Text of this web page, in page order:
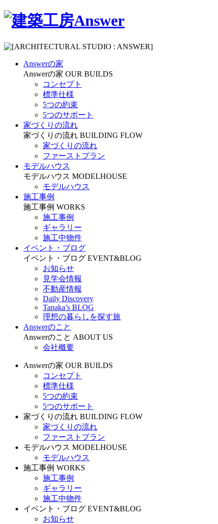
Answerの家
Answerの家 OUR BUILDS
コンセプト
標準仕様
5つの約束
5つのサポート
家づくりの流れ
家づくりの流れ BUILDING FLOW
家づくりの流れ
ファーストプラン
モデルハウス
モデルハウス MODELHOUSE
モデルハウス
施工事例
施工事例 WORKS
施工事例
ギャラリー
施工中物件
イベント・ブログ
イベント・ブログ EVENT&BLOG
お知らせ
見学会情報
不動産情報
Daily Discovery
Tanaka’s BLOG
理想の暮らしを探す旅
Answerのこと
Answerのこと ABOUT US
会社概要
Answerの家 OUR BUILDS
コンセプト
標準仕様
5つの約束
5つのサポート
家づくりの流れ BUILDING FLOW
家づくりの流れ
ファーストプラン
モデルハウス MODELHOUSE
モデルハウス
施工事例 WORKS
施工事例
ギャラリー
施工中物件
イベント・ブログ EVENT&BLOG
お知らせ